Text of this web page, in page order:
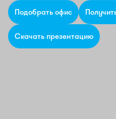
Подобрать офис
Скачать презентацию